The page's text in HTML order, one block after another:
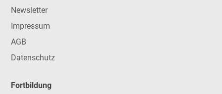
Newsletter
Impressum
AGB
Datenschutz
Fortbildung